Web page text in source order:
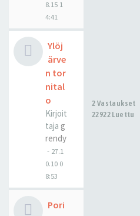
8.15 1
4:41
Ylöj
ärve
n tor
nital
o
Kirjoit
taja g
rendy
- 27.1
0.10 0
8:53
2 Vastaukset
22922 Luettu
Pori